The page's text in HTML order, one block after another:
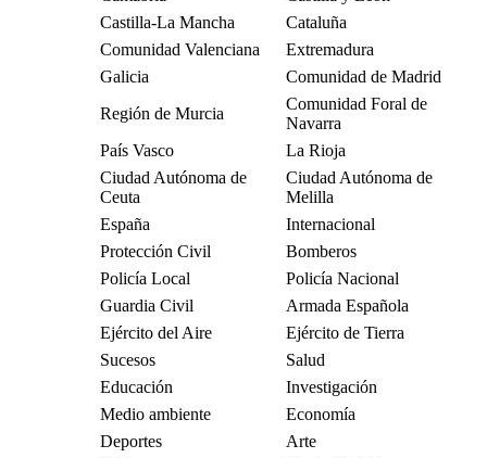
Castilla-La Mancha
Cataluña
Comunidad Valenciana
Extremadura
Galicia
Comunidad de Madrid
Región de Murcia
Comunidad Foral de
Navarra
País Vasco
La Rioja
Ciudad Autónoma de
Ceuta
Ciudad Autónoma de
Melilla
España
Internacional
Protección Civil
Bomberos
Policía Local
Policía Nacional
Guardia Civil
Armada Española
Ejército del Aire
Ejército de Tierra
Sucesos
Salud
Educación
Investigación
Medio ambiente
Economía
Deportes
Arte